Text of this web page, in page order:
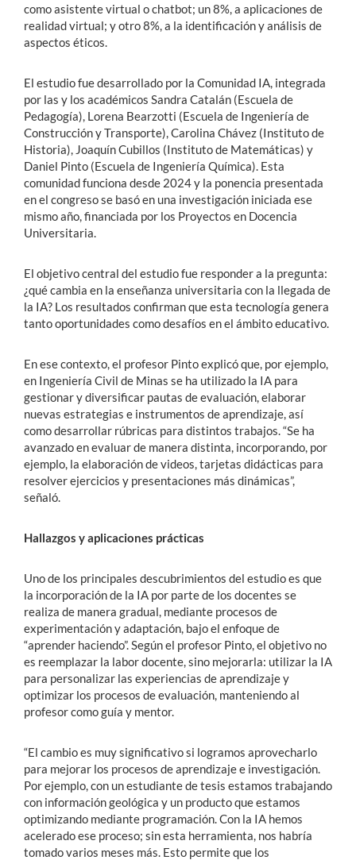
como asistente virtual o chatbot; un 8%, a aplicaciones de
realidad virtual; y otro 8%, a la identificación y análisis de
aspectos éticos.
El estudio fue desarrollado por la Comunidad IA, integrada
por las y los académicos Sandra Catalán (Escuela de
Pedagogía), Lorena Bearzotti (Escuela de Ingeniería de
Construcción y Transporte), Carolina Chávez (Instituto de
Historia), Joaquín Cubillos (Instituto de Matemáticas) y
Daniel Pinto (Escuela de Ingeniería Química). Esta
comunidad funciona desde 2024 y la ponencia presentada
en el congreso se basó en una investigación iniciada ese
mismo año, financiada por los Proyectos en Docencia
Universitaria.
El objetivo central del estudio fue responder a la pregunta:
¿qué cambia en la enseñanza universitaria con la llegada de
la IA? Los resultados confirman que esta tecnología genera
tanto oportunidades como desafíos en el ámbito educativo.
En ese contexto, el profesor Pinto explicó que, por ejemplo,
en Ingeniería Civil de Minas se ha utilizado la IA para
gestionar y diversificar pautas de evaluación, elaborar
nuevas estrategias e instrumentos de aprendizaje, así
como desarrollar rúbricas para distintos trabajos. “Se ha
avanzado en evaluar de manera distinta, incorporando, por
ejemplo, la elaboración de videos, tarjetas didácticas para
resolver ejercicios y presentaciones más dinámicas”,
señaló.
Hallazgos y aplicaciones prácticas
Uno de los principales descubrimientos del estudio es que
la incorporación de la IA por parte de los docentes se
realiza de manera gradual, mediante procesos de
experimentación y adaptación, bajo el enfoque de
“aprender haciendo”. Según el profesor Pinto, el objetivo no
es reemplazar la labor docente, sino mejorarla: utilizar la IA
para personalizar las experiencias de aprendizaje y
optimizar los procesos de evaluación, manteniendo al
profesor como guía y mentor.
“El cambio es muy significativo si logramos aprovecharlo
para mejorar los procesos de aprendizaje e investigación.
Por ejemplo, con un estudiante de tesis estamos trabajando
con información geológica y un producto que estamos
optimizando mediante programación. Con la IA hemos
acelerado ese proceso; sin esta herramienta, nos habría
tomado varios meses más. Esto permite que los